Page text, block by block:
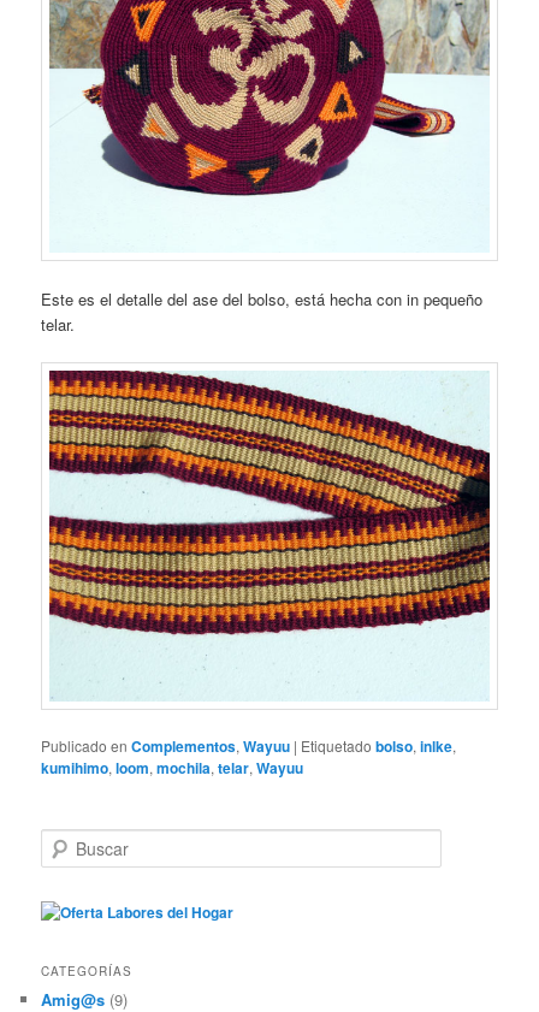
Este es el detalle del ase del bolso, está hecha con in pequeño
telar.
Publicado en Complementos,Wayuu | Etiquetado bolso,inlke,
kumihimo,loom,mochila,telar,Wayuu
u
c
CATEGORÍAS
Amig@s (9)